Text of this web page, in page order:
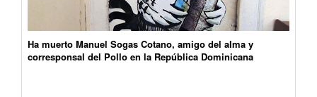
Ha muerto Manuel Sogas Cotano, amigo del alma y
corresponsal del Pollo en la República Dominicana